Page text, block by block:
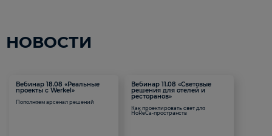
НОВОСТИ
Вебинар 18.08 «Реальные
проекты с Werkel»
Пополняем арсенал решений
Вебинар 11.08 «Световые
решения для отелей и
ресторанов»
Как проектировать свет для
HoReCa-пространств